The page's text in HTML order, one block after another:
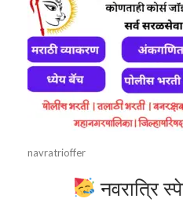
navratrioffer
नवरात्रि